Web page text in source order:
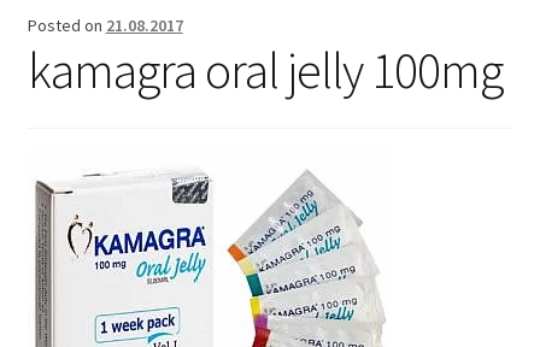
Organiser une fête
Solution bon marché
Voyage romantique.
Faire la fête
Comment choisir?
Posted on 21.08.2017
kamagra oral jelly 100mg